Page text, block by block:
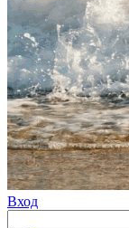
Вход